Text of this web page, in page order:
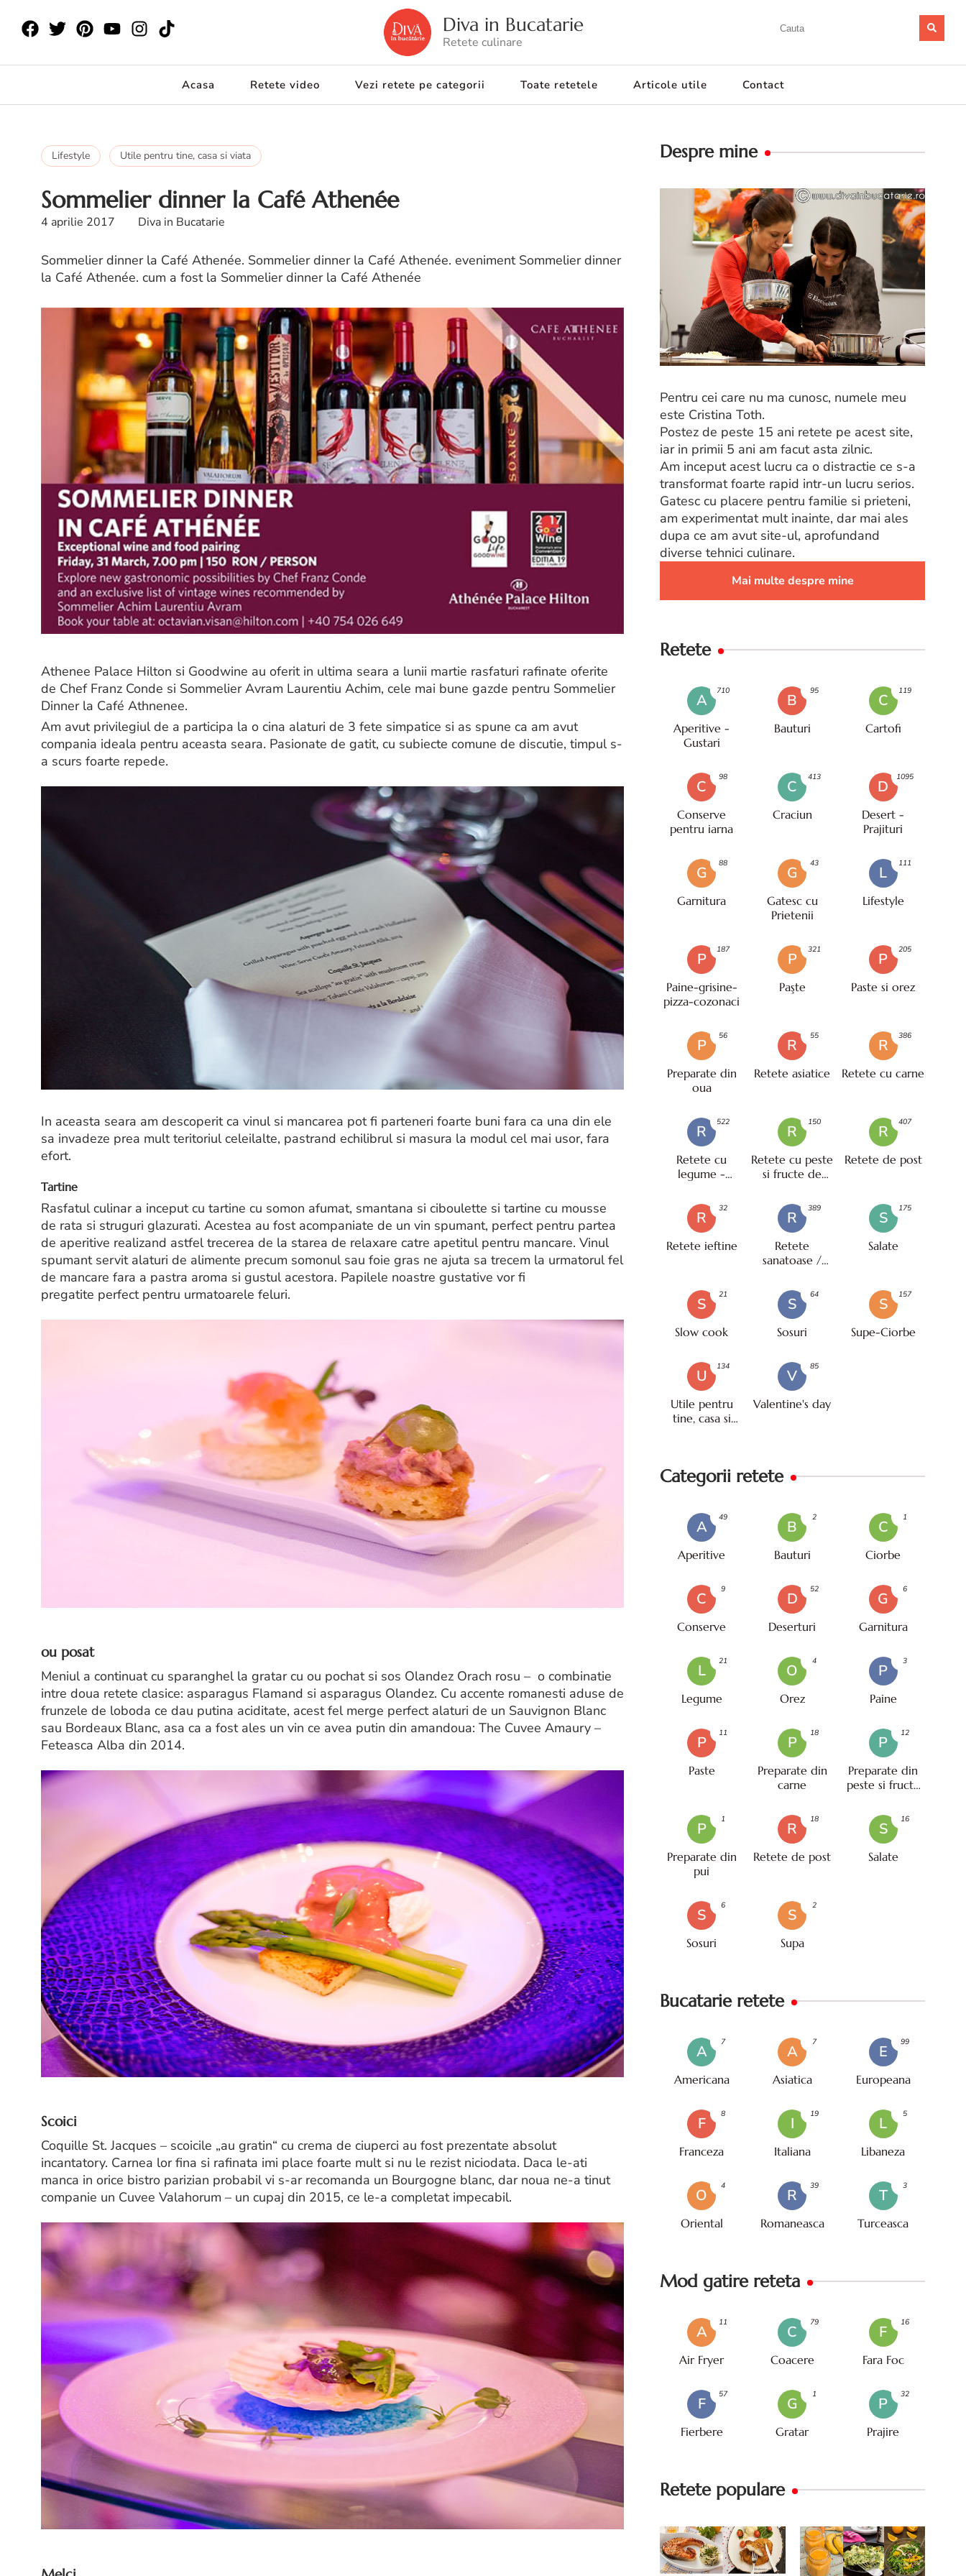
Diva in Bucatarie
Retete culinare
Acasa Retete video Vezi retete pe categorii Toate retetele Articole utile Contact
Lifestyle Utile pentru tine, casa si viata
Sommelier dinner la Café Athenée
4 aprilie 2017 Diva in Bucatarie
Sommelier dinner la Café Athenée. Sommelier dinner la Café Athenée. eveniment Sommelier dinner
la Café Athenée. cum a fost la Sommelier dinner la Café Athenée
Athenee Palace Hilton si Goodwine au oferit in ultima seara a lunii martie rasfaturi rafinate oferite
de Chef Franz Conde si Sommelier Avram Laurentiu Achim, cele mai bune gazde pentru Sommelier
Dinner la Café Athnenee.
Am avut privilegiul de a participa la o cina alaturi de 3 fete simpatice si as spune ca am avut
compania ideala pentru aceasta seara. Pasionate de gatit, cu subiecte comune de discutie, timpul s-
a scurs foarte repede.
In aceasta seara am descoperit ca vinul si mancarea pot fi parteneri foarte buni fara ca una din ele
sa invadeze prea mult teritoriul celeilalte, pastrand echilibrul si masura la modul cel mai usor, fara
efort.
Tartine
Rasfatul culinar a inceput cu tartine cu somon afumat, smantana si ciboulette si tartine cu mousse
de rata si struguri glazurati. Acestea au fost acompaniate de un vin spumant, perfect pentru partea
de aperitive realizand astfel trecerea de la starea de relaxare catre apetitul pentru mancare. Vinul
spumant servit alaturi de alimente precum somonul sau foie gras ne ajuta sa trecem la urmatorul fel
de mancare fara a pastra aroma si gustul acestora. Papilele noastre gustative vor fi
pregatite perfect pentru urmatoarele feluri.
ou posat
Meniul a continuat cu sparanghel la gratar cu ou pochat si sos Olandez Orach rosu – o combinatie
intre doua retete clasice: asparagus Flamand si asparagus Olandez. Cu accente romanesti aduse de
frunzele de loboda ce dau putina aciditate, acest fel merge perfect alaturi de un Sauvignon Blanc
sau Bordeaux Blanc, asa ca a fost ales un vin ce avea putin din amandoua: The Cuvee Amaury –
Feteasca Alba din 2014.
Scoici
Coquille St. Jacques – scoicile „au gratin“ cu crema de ciuperci au fost prezentate absolut
incantatory. Carnea lor fina si rafinata imi place foarte mult si nu le rezist niciodata. Daca le-ati
manca in orice bistro parizian probabil vi s-ar recomanda un Bourgogne blanc, dar noua ne-a tinut
companie un Cuvee Valahorum – un cupaj din 2015, ce le-a completat impecabil.
Despre mine
Pentru cei care nu ma cunosc, numele meu
este Cristina Toth.
Postez de peste 15 ani retete pe acest site,
iar in primii 5 ani am facut asta zilnic.
Am inceput acest lucru ca o distractie ce s-a
transformat foarte rapid intr-un lucru serios.
Gatesc cu placere pentru familie si prieteni,
am experimentat mult inainte, dar mai ales
dupa ce am avut site-ul, aprofundand
diverse tehnici culinare.
Mai multe despre mine
Retete
A
Aperitive -
Gustari
710
B
Bauturi
95
C
Cartofi
119
C
Conserve
pentru iarna
98
C
Craciun
413
D
Desert -
Prajituri
1095
G
Garnitura
88
G
Gatesc cu
Prietenii
43
L
Lifestyle
111
P
Paine-grisine-
pizza-cozonaci
187
P
Paşte
321
P
Paste si orez
205
P
Preparate din
oua
56
R
Retete asiatice
55
R
Retete cu carne
386
R
Retete cu
legume -
522
R
Retete cu peste
si fructe de
150
R
Retete de post
407
R
Retete ieftine
32
R
Retete
sanatoase /
389
S
Salate
175
S
Slow cook
21
S
Sosuri
64
S
Supe-Ciorbe
157
U
Utile pentru
tine, casa si
134
V
Valentine's day
85
Categorii retete
A
Aperitive
49
B
Bauturi
2
C
Ciorbe
1
C
Conserve
9
D
Deserturi
52
G
Garnitura
6
L
Legume
21
O
Orez
4
P
Paine
3
P
Paste
11
P
Preparate din
carne
18
P
Preparate din
peste si fructe
12
P
Preparate din
pui
1
R
Retete de post
18
S
Salate
16
S
Sosuri
6
S
Supa
2
Bucatarie retete
A
Americana
7
A
Asiatica
7
E
Europeana
99
F
Franceza
8
I
Italiana
19
L
Libaneza
5
O
Oriental
4
R
Romaneasca
39
T
Turceasca
3
Mod gatire reteta
A
Air Fryer
11
C
Coacere
79
F
Fara Foc
16
F
Fierbere
57
G
Gratar
1
P
Prajire
32
Retete populare